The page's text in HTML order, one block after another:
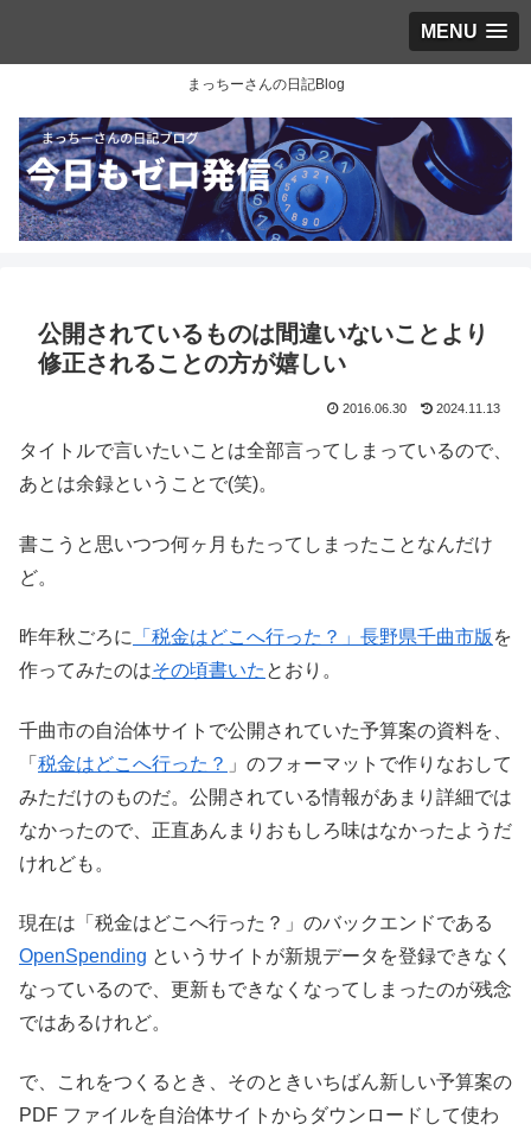
MENU
まっちーさんの日記Blog
公開されているものは間違いないことより
修正されることの方が嬉しい
2016.06.30 2024.11.13
タイトルで言いたいことは全部言ってしまっているので、
あとは余録ということで(笑)。
書こうと思いつつ何ヶ月もたってしまったことなんだけ
ど。
昨年秋ごろに 「税金はどこへ行った？」長野県千曲市版 を
作ってみたのはその頃書いた とおり。
千曲市の自治体サイトで公開されていた予算案の資料を、
「 税金はどこへ行った？ 」のフォーマットで作りなおして
みただけのものだ。公開されている情報があまり詳細では
なかったので、正直あんまりおもしろ味はなかったようだ
けれども。
現在は「税金はどこへ行った？」のバックエンドである
OpenSpending というサイトが新規データを登録できなく
なっているので、更新もできなくなってしまったのが残念
ではあるけれど。
で、これをつくるとき、そのときいちばん新しい予算案の
PDF ファイルを自治体サイトからダウンロードして使わ